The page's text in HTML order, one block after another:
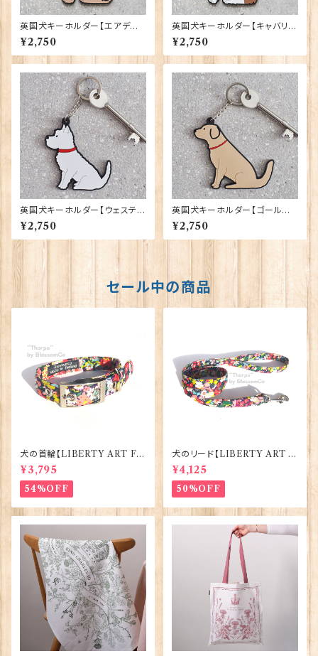
英国犬キーホルダー【エアデー
ルテリア／ウェルシュテリア】 S
weet William 90409-AIRE
DALE TERRIER/WELSH T
¥2,750
英国犬キーホルダー【キャバリ
ア】 Sweet William 90409-
CAVALIER
¥2,750
英国犬キーホルダー【ウェステ
ィ】 Sweet William 90409-
WESTIE
¥2,750
英国犬キーホルダー【ゴールデ
ン・レトリバー】 Sweet Willia
m 90409-GOLDEN RETRI
EVER
¥2,750
セール中の商品
犬の首輪【LIBERTY ART FA
BRIC=Thorpe】BlossomCo
90295
¥3,795
54%OFF
犬のリード【LIBERTY ART F
ABRIC=Thorpe】BlossomC
o 90294
¥4,125
50%OFF